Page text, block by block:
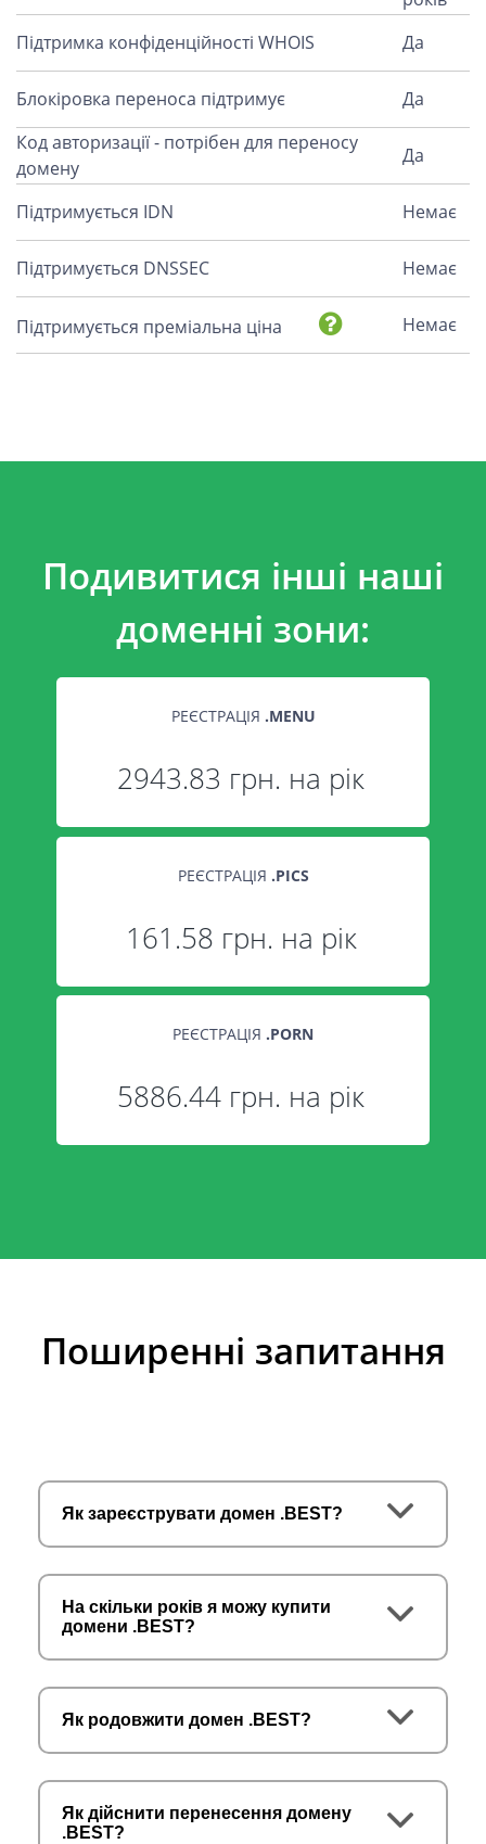
Підтримка конфіденційності WHOIS
Да
Блокіровка переноса підтримує
Да
Код авторизації - потрібен для переносу
домену
Да
Підтримується IDN Немає
Підтримується DNSSEC Немає
Підтримується преміальна ціна Немає
Подивитися інші наші
доменні зони:
РЕЄСТРАЦІЯ .MENU
2943.83 грн. на рік
РЕЄСТРАЦІЯ .PICS
161.58 грн. на рік
РЕЄСТРАЦІЯ .PORN
5886.44 грн. на рік
Поширенні запитання
Як зареєструвати домен .BEST?
На скільки років я можу купити
домени .BEST?
Як родовжити домен .BEST?
Як дійснити перенесення домену
.BEST?